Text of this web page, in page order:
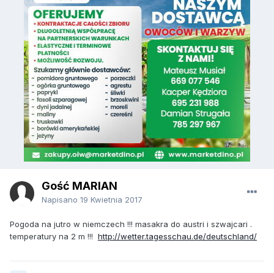
Gość MARIAN
Napisano 19 Kwietnia 2017
Pogoda na jutro w niemczech !!! masakra do austri i szwajcari .
temperatury na 2 m !!! http://wetter.tagesschau.de/deutschland/